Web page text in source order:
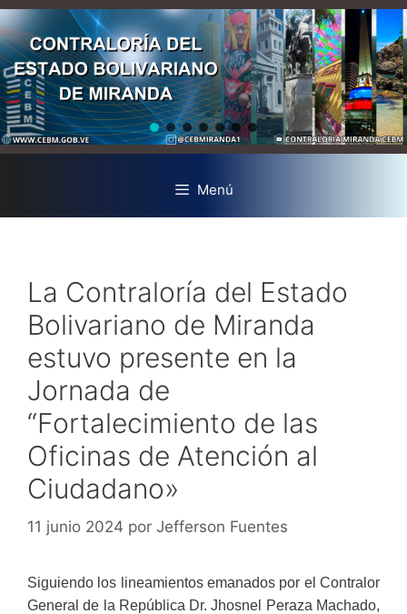
Menú
La Contraloría del Estado
Bolivariano de Miranda
estuvo presente en la
Jornada de
“Fortalecimiento de las
Oficinas de Atención al
Ciudadano»
11 junio 2024 por Jefferson Fuentes
Siguiendo los lineamientos emanados por el Contralor
General de la República Dr. Jhosnel Peraza Machado,